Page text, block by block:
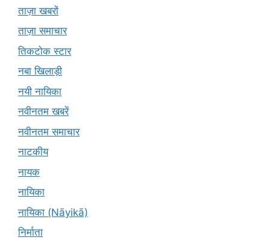
ताज़ा खबरों
ताज़ा समाचार
तिकटोक स्टार
नबा खिलाड़ी
नयी नायिका
नवीनतम खबरें
नवीनतम समाचार
नाटकीय
नायक
नायिका
नायिका (Nāyikā)
निर्माता